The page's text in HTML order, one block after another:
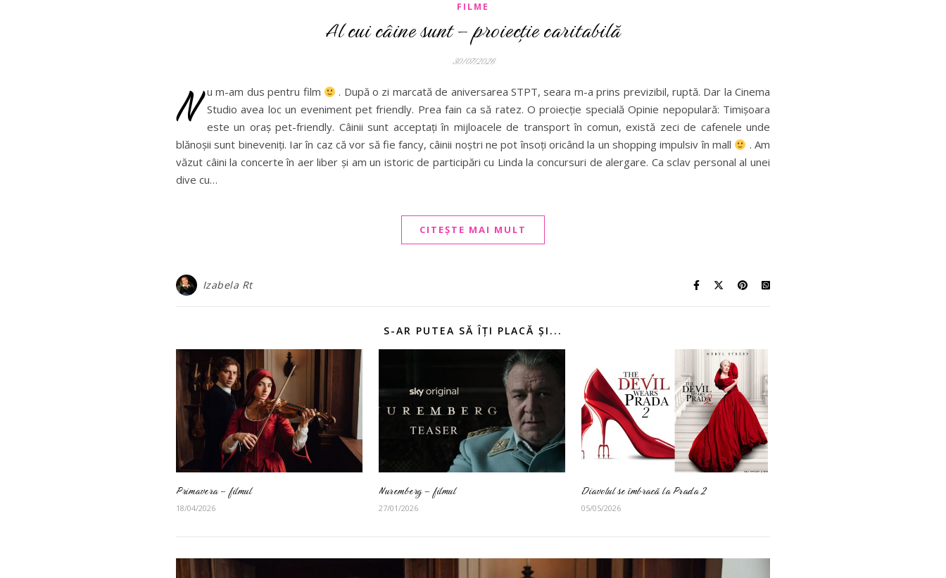
FILME
Al cui câine sunt – proiecție caritabilă
30/07/2026
N u m-am dus pentru film
. După o zi marcată de aniversarea STPT, seara m-a prins previzibil, ruptă. Dar la Cinema
Studio avea loc un eveniment pet friendly. Prea fain ca să ratez. O proiecție specială Opinie nepopulară: Timișoara
este un oraș pet-friendly. Câinii sunt acceptați în mijloacele de transport în comun, există zeci de cafenele unde
blănoșii sunt bineveniți. Iar în caz că vor să fie fancy, câinii noștri ne pot însoți oricând la un shopping impulsiv în mall
. Am
văzut câini la concerte în aer liber și am un istoric de participări cu Linda la concursuri de alergare. Ca sclav personal al unei
dive cu…
CITEȘTE MAI MULT
Izabela Rt
S-AR PUTEA SĂ ÎȚI PLACĂ ȘI...
Primavera – filmul
18/04/2026
Nuremberg – filmul
27/01/2026
Diavolul se îmbracă la Prada 2
05/05/2026